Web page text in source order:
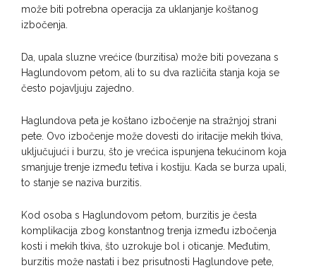
može biti potrebna operacija za uklanjanje koštanog
izbočenja.
Da, upala sluzne vrećice (burzitisa) može biti povezana s
Haglundovom petom, ali to su dva različita stanja koja se
često pojavljuju zajedno.
Haglundova peta je koštano izbočenje na stražnjoj strani
pete. Ovo izbočenje može dovesti do iritacije mekih tkiva,
uključujući i burzu, što je vrećica ispunjena tekućinom koja
smanjuje trenje između tetiva i kostiju. Kada se burza upali,
to stanje se naziva burzitis.
Kod osoba s Haglundovom petom, burzitis je česta
komplikacija zbog konstantnog trenja između izbočenja
kosti i mekih tkiva, što uzrokuje bol i oticanje. Međutim,
burzitis može nastati i bez prisutnosti Haglundove pete,